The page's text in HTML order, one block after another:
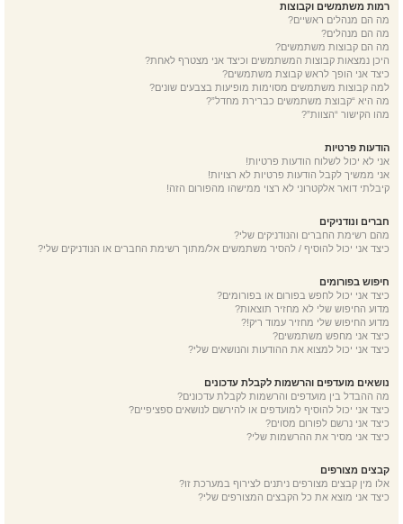
רמות משתמשים וקבוצות
מה הם מנהלים ראשיים?
מה הם מנהלים?
מה הם קבוצות משתמשים?
היכן נמצאות קבוצות המשתמשים וכיצד אני מצטרף לאחת?
כיצד אני הופך לראש קבוצת משתמשים?
למה קבוצות משתמשים מסוימות מופיעות בצבעים שונים?
מה היא “קבוצת משתמשים כברירת מחדל”?
מהו הקישור “הצוות”?
הודעות פרטיות
אני לא יכול לשלוח הודעות פרטיות!
אני ממשיך לקבל הודעות פרטיות לא רצויות!
קיבלתי דואר אלקטרוני לא רצוי ממישהו מהפורום הזה!
חברים ונודניקים
מהם רשימת החברים והנודניקים שלי?
כיצד אני יכול להוסיף / להסיר משתמשים אל/מתוך רשימת החברים או הנודניקים שלי?
חיפוש בפורומים
כיצד אני יכול לחפש בפורום או בפורומים?
מדוע החיפוש שלי לא מחזיר תוצאות?
מדוע החיפוש שלי מחזיר עמוד ריק!?
כיצד אני מחפש משתמשים?
כיצד אני יכול למצוא את ההודעות והנושאים שלי?
נושאים מועדפים והרשמות לקבלת עדכונים
מה ההבדל בין מועדפים והרשמות לקבלת עדכונים?
כיצד אני יכול להוסיף למועדפים או להירשם לנושאים ספציפיים?
כיצד אני נרשם לפורום מסוים?
כיצד אני מסיר את ההרשמות שלי?
קבצים מצורפים
אלו מין קבצים מצורפים ניתנים לצירוף במערכת זו?
כיצד אני מוצא את כל הקבצים המצורפים שלי?